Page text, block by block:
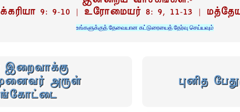
9: 9-10 | உரோமையர் 8: 9, 11-13 | மத்தேயு
உங்களுக்குத் தேவையான கட்டுரையைத் தேர்வு செய்யவும்
இறைவாக்கு
அருள்
புனித